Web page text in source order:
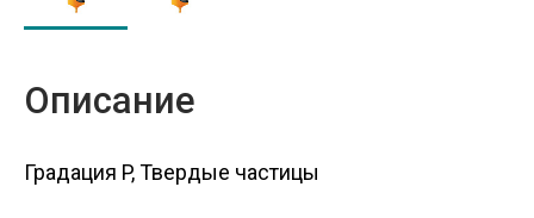
Описание
Градация P, Твердые частицы